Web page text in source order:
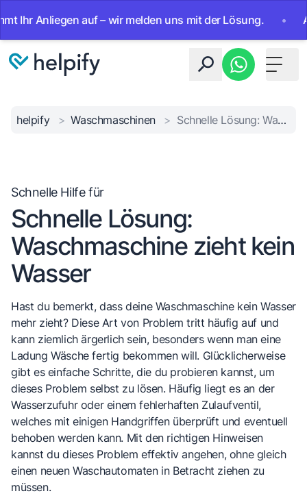
auf – wir melden uns mit der Lösung. • Ab
Toggle
helpify > Waschmaschinen > Schnelle Lösung: Waschmaschine zieht kein Wasser
Schnelle Hilfe für
Schnelle Lösung:
Waschmaschine zieht kein
Wasser
Hast du bemerkt, dass deine Waschmaschine kein Wasser
mehr zieht? Diese Art von Problem tritt häufig auf und
kann ziemlich ärgerlich sein, besonders wenn man eine
Ladung Wäsche fertig bekommen will. Glücklicherweise
gibt es einfache Schritte, die du probieren kannst, um
dieses Problem selbst zu lösen. Häufig liegt es an der
Wasserzufuhr oder einem fehlerhaften Zulaufventil,
welches mit einigen Handgriffen überprüft und eventuell
behoben werden kann. Mit den richtigen Hinweisen
kannst du dieses Problem effektiv angehen, ohne gleich
einen neuen Waschautomaten in Betracht ziehen zu
müssen.